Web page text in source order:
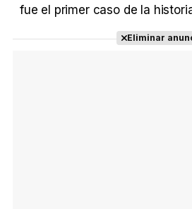
fue el primer caso de la
Eliminar